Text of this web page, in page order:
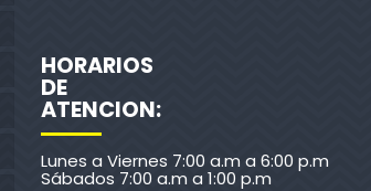
HORARIOS
DE
ATENCION:
Lunes a Viernes 7:00 a.m a 6:00 p.m
Sábados 7:00 a.m a 1:00 p.m